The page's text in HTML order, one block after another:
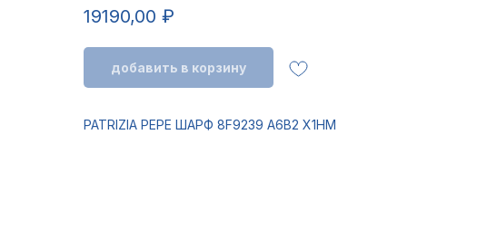
19190,00 ₽
добавить в корзину
PATRIZIA PEPE ШАРФ 8F9239 A6B2 X1HM